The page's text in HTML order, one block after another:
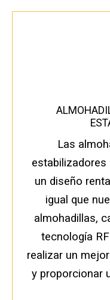
Las
estabilizadores
un diseño
igual que
almohadillas,
tecnología
realizar un
y proporcionar